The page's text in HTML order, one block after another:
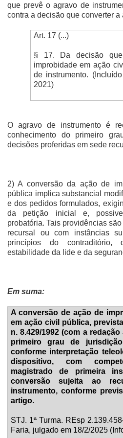
que prevê o agravo de
contra a decisão que converter a
Art. 17 (...)
§ 17. Da decisão
improbidade em ação
de instrumento.
2021)
O agravo de instrumento é
conhecimento do primeiro
decisões proferidas em sede
2) A conversão da ação de
pública implica substancial
e dos pedidos formulados,
da petição inicial e,
probatória. Tais providências
recursal ou com instâncias
princípios do
estabilidade da lide e da
Em suma:
A conversão de ação de
em ação civil pública,
n. 8.429/1992 (com a
primeiro grau de
conforme interpretação
dispositivo, com
magistrado de primeira
conversão sujeita ao
instrumento, conforme
artigo.
STJ. 1ª Turma. REsp
Faria, julgado em 18/2/2025